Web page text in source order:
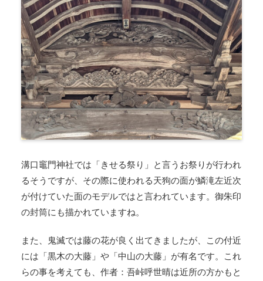
溝口竈門神社では「きせる祭り」と言うお祭りが行われ
るそうですが、その際に使われる天狗の面が鱗滝左近次
が付けていた面のモデルではと言われています。御朱印
の封筒にも描かれていますね。
また、鬼滅では藤の花が良く出てきましたが、この付近
には「黒木の大藤」や「中山の大藤」が有名です。これ
らの事を考えても、作者：吾峠呼世晴は近所の方かもと